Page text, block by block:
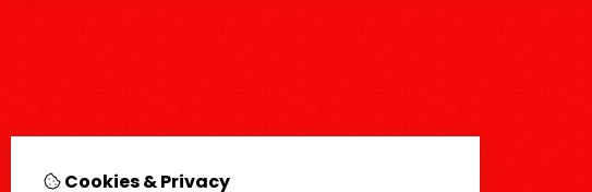
Cookies & Privacy